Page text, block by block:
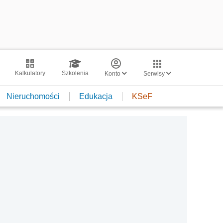
Kalkulatory Szkolenia Konto Serwisy
Nieruchomości Edukacja KSeF